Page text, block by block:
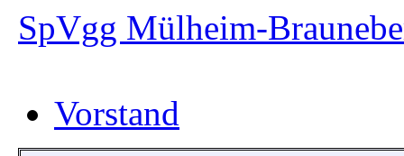
SpVgg Mülheim-
Vorstand